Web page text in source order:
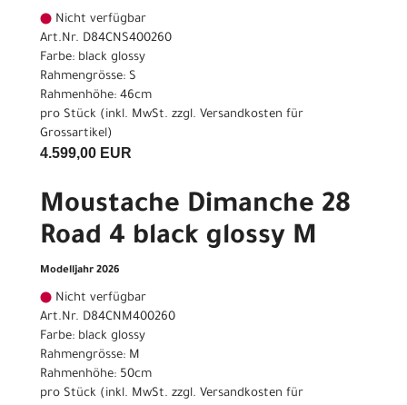
Nicht verfügbar
Art.Nr. D84CNS400260
Farbe: black glossy
Rahmengrösse: S
Rahmenhöhe: 46cm
pro Stück (inkl. MwSt. zzgl. Versandkosten für
Grossartikel)
4.599,00 EUR
Moustache Dimanche 28
Road 4 black glossy M
Modelljahr 2026
Nicht verfügbar
Art.Nr. D84CNM400260
Farbe: black glossy
Rahmengrösse: M
Rahmenhöhe: 50cm
pro Stück (inkl. MwSt. zzgl. Versandkosten für